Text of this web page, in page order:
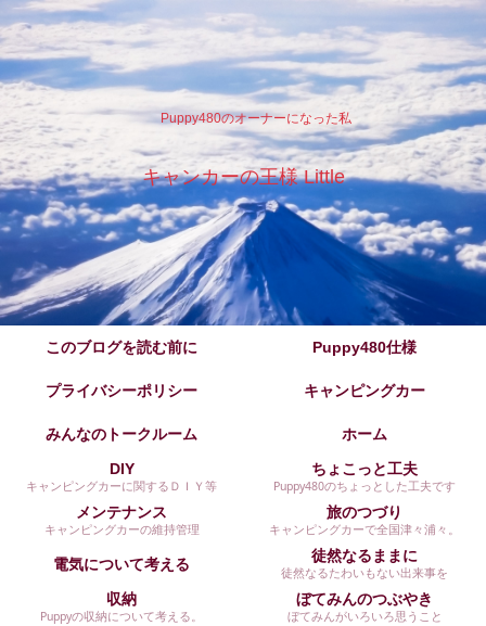
Puppy480のオーナーになった私
キャンカーの王様 Little
このブログを読む前に Puppy480仕様
プライバシーポリシー キャンピングカー
みんなのトークルーム
ホーム
DIY
キャンピングカーに関するＤＩＹ等
ちょこっと工夫
Puppy480のちょっとした工夫です
メンテナンス
キャンピングカーの維持管理
旅のつづり
キャンピングカーで全国津々浦々。
電気について考える 徒然なるままに
徒然なるたわいもない出来事を
収納
Puppyの収納について考える。
ぼてみんのつぶやき
ぼてみんがいろいろ思うこと